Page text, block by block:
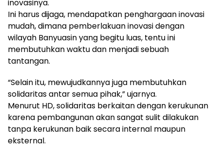
inovasinya.
Ini harus dijaga, mendapatkan penghargaan inovasi
mudah, dimana pemberlakuan inovasi dengan
wilayah Banyuasin yang begitu luas, tentu ini
membutuhkan waktu dan menjadi sebuah
tantangan.
“Selain itu, mewujudkannya juga membutuhkan
solidaritas antar semua pihak,” ujarnya.
Menurut HD, solidaritas berkaitan dengan kerukunan
karena pembangunan akan sangat sulit dilakukan
tanpa kerukunan baik secara internal maupun
eksternal.